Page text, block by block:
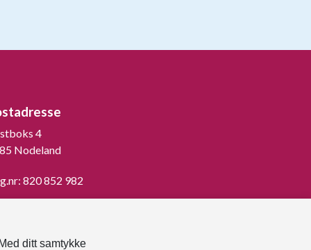
4
Nodeland
820 852 982
ditt samtykke